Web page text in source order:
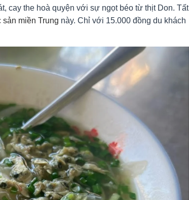
cay the hoà quyện với sự ngọt béo từ thịt Don. Tất
sản miền Trung này. Chỉ với 15.000 đồng du khách